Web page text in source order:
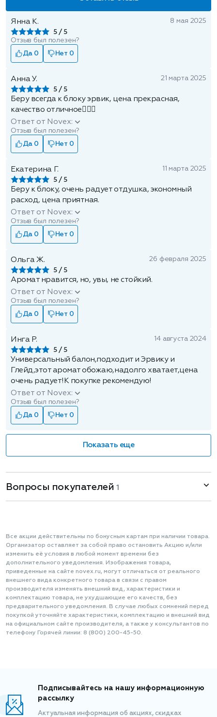
Янна К.
5
8 мая 2025
Отзыв был полезен?
Да 0
Нет 0
Анна У.
5
21 марта 2025
Беру всегда к блоку эрвик, цена прекрасная,
качество отличное👍🏾🔥
Ответ от Novex:
Отзыв был полезен?
Да 0
Нет 0
Екатерина Г.
5
11 марта 2025
Беру к блоку, очень радует отдушка, экономный
расход, цена приятная.
Ответ от Novex:
Отзыв был полезен?
Да 0
Нет 0
Ольга Ж.
5
26 февраля 2025
Аромат нравится, но, увы, не стойкий.
Ответ от Novex:
Отзыв был полезен?
Да 0
Нет 0
Инга Р.
5
14 августа 2024
Универсальный балон,подходит и Эрвику и
Глейд,этот аромат обожаю,надолго хватает,цена
очень радует!К покупке рекомендую!
Ответ от Novex:
Отзыв был полезен?
Да 0
Нет 0
Показать еще
Вопросы покупателей 1
Все акции действительны по бонусным картам при наличии товара.
Организатор оставляет за собой право остановить Акцию и/или
изменить её условия в любой момент времени без
дополнительного уведомления. Изображения товара,
приведенные на сайте novex.ru, могут отличаться от реального
внешнего вида конкретного товара в связи с правом
производителя изменять внешний вид, характеристики и
комплектацию товара, не ухудшающие его качеств, без
предварительного уведомления. В случае любых сомнений перед
покупкой уточняйте характеристики, комплектацию и внешний вид
на официальном сайте производителя, а также у консультантов по
телефону Горячей линии: 8 (800) 200-45-50.
Подписывайтесь на нашу информационную
рассылку
Актуальная информация об акциях, скидках